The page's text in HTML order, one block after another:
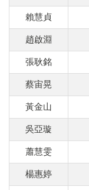
賴慧貞
趙啟淵
張耿銘
蔡宙晃
黃金山
吳亞璇
蕭慧雯
楊惠婷